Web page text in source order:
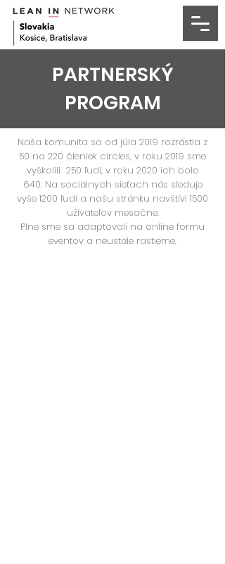
PARTNERSKÝ
PROGRAM
Naša komunita sa od júla 2019 rozrástla z
50 na 220 členiek circles, v roku 2019 sme
vyškolili 250 ľudí, v roku 2020 ich bolo
640. Na sociálnych sieťach nás sleduje
vyše 1200 ľudí a našu stránku navštívi 1500
užívateľov mesačne.
Plne sme sa adaptovali na online formu
eventov a neustále rastieme.